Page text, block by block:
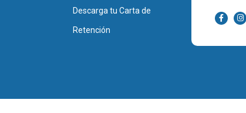
Descarga tu Carta de
Retención